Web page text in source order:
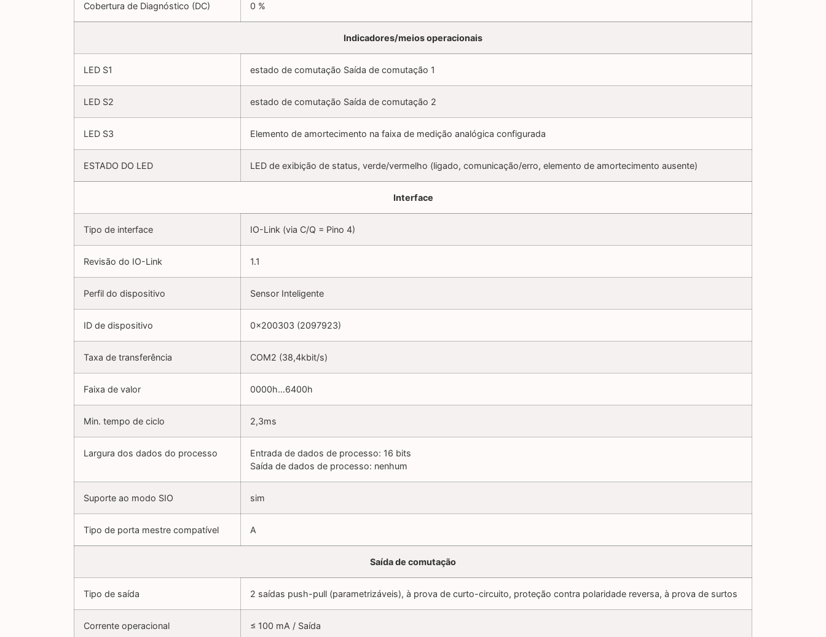
Cobertura de Diagnóstico (DC) 0 %
Indicadores/meios operacionais
LED S1 estado de comutação Saída de comutação 1
LED S2 estado de comutação Saída de comutação 2
LED S3 Elemento de amortecimento na faixa de medição analógica configurada
ESTADO DO LED LED de exibição de status, verde/vermelho (ligado, comunicação/erro, elemento de amortecimento ausente)
Interface
Tipo de interface IO-Link (via C/Q = Pino 4)
Revisão do IO-Link 1.1
Perfil do dispositivo Sensor Inteligente
ID de dispositivo 0x200303 (2097923)
Taxa de transferência COM2 (38,4kbit/s)
Faixa de valor 0000h…6400h
Min. tempo de ciclo 2,3ms
Largura dos dados do processo
Entrada de dados de processo: 16 bits
Saída de dados de processo: nenhum
Suporte ao modo SIO sim
Tipo de porta mestre compatível A
Saída de comutação
Tipo de saída 2 saídas push-pull (parametrizáveis), à prova de curto-circuito, proteção contra polaridade reversa, à prova de surtos
Corrente operacional ≤ 100 mA / Saída